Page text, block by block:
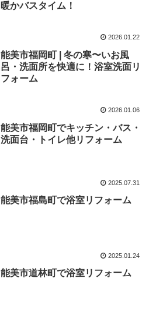
暖かバスタイム！
2026.01.22
能美市福岡町 | 冬の寒〜いお風
呂・洗面所を快適に！浴室洗面リ
フォーム
2026.01.06
能美市福岡町でキッチン・バス・
洗面台・トイレ他リフォーム
2025.07.31
能美市福島町で浴室リフォーム
2025.01.24
能美市道林町で浴室リフォーム